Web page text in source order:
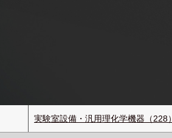
実験室設備・汎用理化学機器（228）